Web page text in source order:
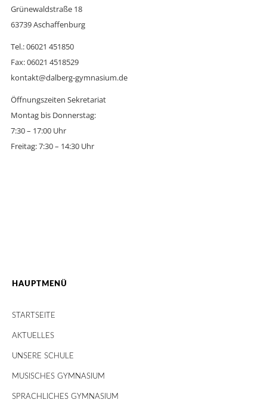
Grünewaldstraße 18
63739 Aschaffenburg
Tel.: 06021 451850
Fax: 06021 4518529
kontakt@dalberg-gymnasium.de
Öffnungszeiten Sekretariat
Montag bis Donnerstag:
7:30 – 17:00 Uhr
Freitag: 7:30 – 14:30 Uhr
HAUPTMENÜ
STARTSEITE
AKTUELLES
UNSERE SCHULE
MUSISCHES GYMNASIUM
SPRACHLICHES GYMNASIUM